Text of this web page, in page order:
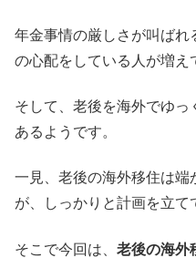
年金事情の厳しさが叫ばれ
の心配をしている人が増え
そして、老後を海外でゆっ
あるようです。
一見、老後の海外移住は端
が、しっかりと計画を立て
そこで今回は、 老後の海外